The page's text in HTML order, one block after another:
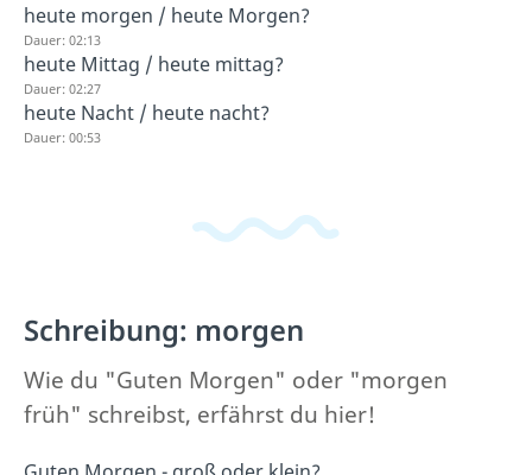
heute morgen / heute Morgen?
Dauer: 02:13
heute Mittag / heute mittag?
Dauer: 02:27
heute Nacht / heute nacht?
Dauer: 00:53
Schreibung: morgen
Wie du "Guten Morgen" oder "morgen
früh" schreibst, erfährst du hier!